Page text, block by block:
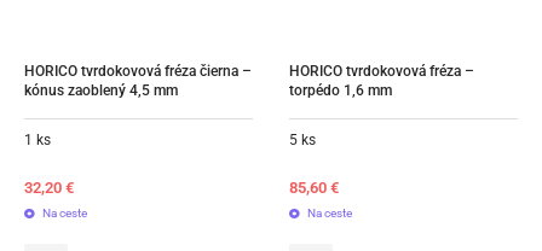
HORICO tvrdokovová fréza čierna –
kónus zaoblený 4,5 mm
1 ks
32,20 €
Na ceste
HORICO tvrdokovová fréza –
torpédo 1,6 mm
5 ks
85,60 €
Na ceste